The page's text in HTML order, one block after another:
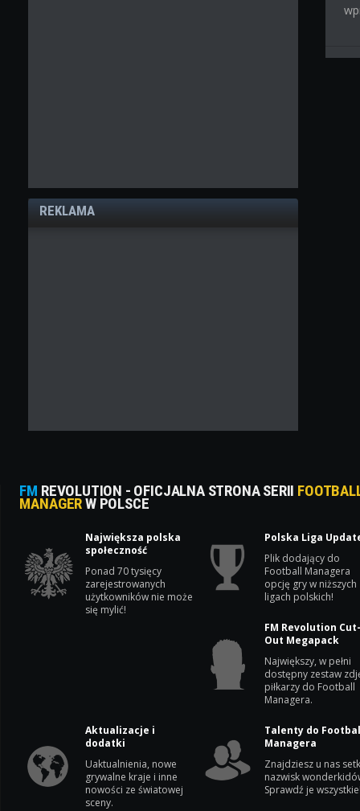
REKLAMA
FM REVOLUTION - OFICJALNA STRONA SERII
MANAGERW POLSCE
Największa polska
społeczność
Ponad 70 tysięcy
zarejestrowanych
użytkowników nie może
się mylić!
Polska Liga
Plik dodający do
Football Managera
opcję gry w niższych
ligach polskich!
FM Revolution
Out Megapack
Największy, w pełni
dostępny zestaw
piłkarzy do Football
Managera.
Aktualizacje i
dodatki
Uaktualnienia, nowe
grywalne kraje i inne
nowości ze światowej
sceny.
Talenty do
Managera
Znajdziesz u nas
nazwisk
Sprawdź je